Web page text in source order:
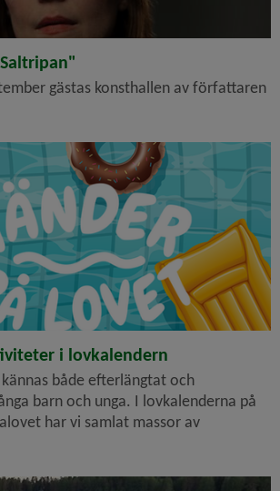
gästas konsthallen av författaren
i lovkalendern
både efterlängtat och
barn och unga. I lovkalenderna på
har vi samlat massor av